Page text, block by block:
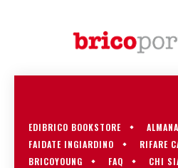
EDIBRICO BOOKSTORE
FAIDATE INGIARDINO
RIFARE
BRICOYOUNG
FAQ CHI